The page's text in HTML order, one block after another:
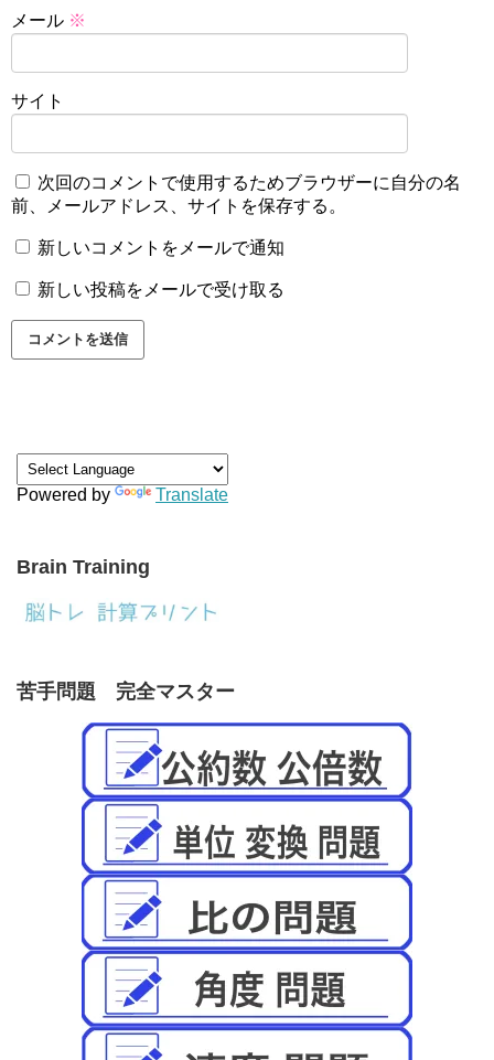
メール ※
サイト
次回のコメントで使用するためブラウザーに自分の名
前、メールアドレス、サイトを保存する。
新しいコメントをメールで通知
新しい投稿をメールで受け取る
Powered by Translate
Brain Training
苦手問題 完全マスター